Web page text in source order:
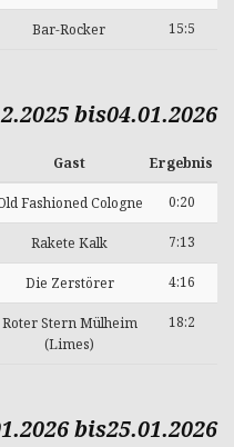
Bar-Rocker 15:5
bis04.01.2026
Gast Ergebnis
Fashioned Cologne 0:20
Rakete Kalk 7:13
Die Zerstörer 4:16
Roter Stern Mülheim
(Limes)
18:2
bis25.01.2026